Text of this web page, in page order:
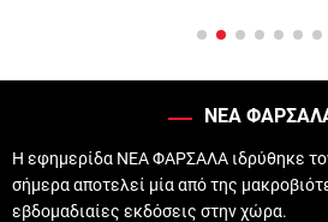
ΝΕΑ
Η εφημερίδα ΝΕΑ ΦΑΡΣΑΛΑ ιδρύθηκε
σήμερα αποτελεί μία από της
εβδομαδιαίες εκδόσεις στην χώρα.